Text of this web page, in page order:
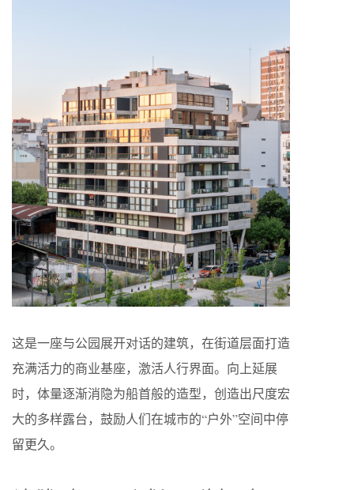
这是一座与公园展开对话的建筑，在街道层面打造
充满活力的商业基座，激活人行界面。向上延展
时，体量逐渐消隐为船首般的造型，创造出尺度宏
大的多样露台，鼓励人们在城市的“户外”空间中停
留更久。